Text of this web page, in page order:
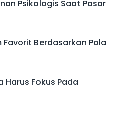
Psikologis Saat Pasar
Berdasarkan Pola
Harus Fokus Pada